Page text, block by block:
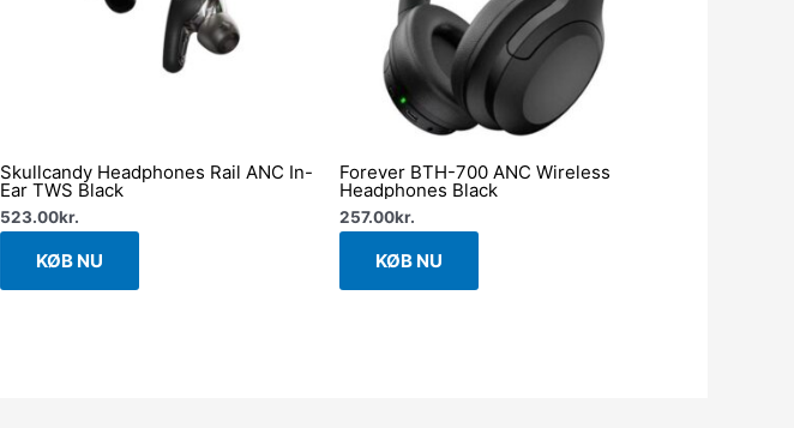
Skullcandy Headphones Rail ANC In-
Ear TWS Black
523.00kr.
KØB NU
Forever BTH-700 ANC Wireless
Headphones Black
257.00kr.
KØB NU